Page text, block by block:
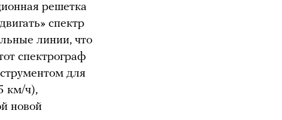
решетка
спектр
линии, что
спектрограф
для
км/ч),
новой